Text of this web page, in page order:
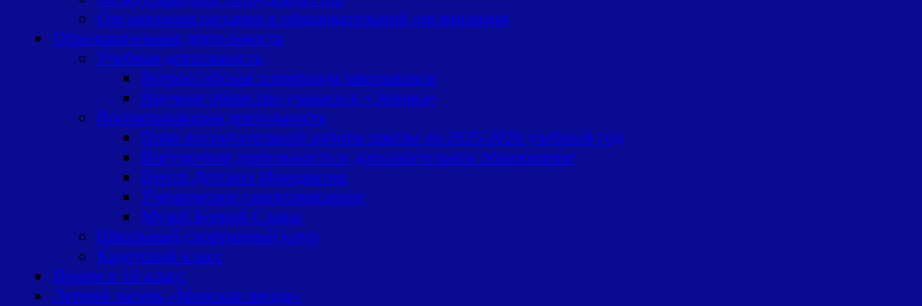
Организация питания в образовательной организации
Образовательная деятельность
Учебная деятельность
Всероссийская олимпиада школьников
Научное общество учащихся «Эврика»
Воспитывающая деятельность
План воспитательной работы школы на 2025-2026 учебный год
Внеурочная деятельность и дополнительное образование
Центр Детских Инициатив
Ученическое самоуправление
Музей Боевой Славы
Школьный спортивный клуб
Кадетский класс
Прием в 1й класс
Летний лагерь «Морская звезда»